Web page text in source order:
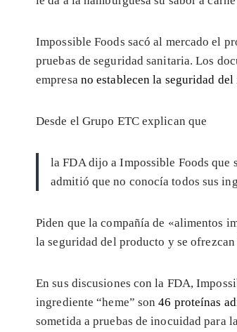
Impossible Foods sacó al mercado el
pruebas de seguridad sanitaria. Los
empresa no establecen la seguridad
Desde el Grupo ETC explican que
la FDA dijo a Impossible Foods que
admitió que no conocía todos sus
Piden que la compañía de «alimentos
la seguridad del producto y se
En sus discusiones con la FDA,
ingrediente “heme” son46 proteínas
sometida a pruebas de inocuidad para